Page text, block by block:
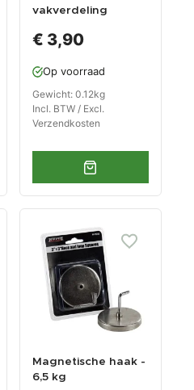
vakverdeling
€ 3,90
Op voorraad
Gewicht: 0.12kg
Incl. BTW / Excl.
Verzendkosten
Magnetische haak -
6,5 kg